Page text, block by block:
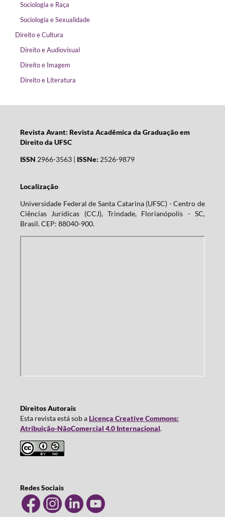
Sociologia e Raça
Sociologia e Sexualidade
Direito e Cultura
Direito e Audiovisual
Direito e Imagem
Direito e Literatura
Revista Avant: Revista Acadêmica da Graduação em
Direito da UFSC
ISSN 2966-3563 | ISSNe: 2526-9879
Localização
Universidade Federal de Santa Catarina (UFSC) - Centro de
Ciências Jurídicas (CCJ), Trindade, Florianópolis - SC,
Brasil. CEP: 88040-900.
Direitos Autorais
Esta revista está sob aLicença Creative Commons:
Atribuição-NãoComercial 4.0 Internacional.
Redes Sociais